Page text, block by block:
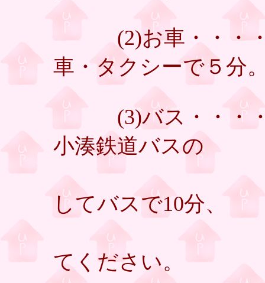
(2)お車・・・・
車・タクシーで５分
(3)バス・・・・
小湊鉄道バスの
してバスで10分
てください。